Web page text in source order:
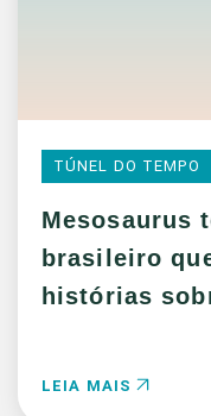
TÚNEL DO TEMPO
Mesosaurus
brasileiro
histórias
LEIA MAIS